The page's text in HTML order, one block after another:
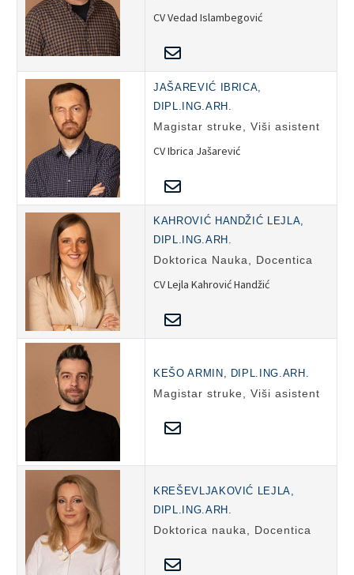
CV Vedad Islambegović
JAŠAREVIĆ IBRICA,
DIPL.ING.ARH.
Magistar struke, Viši asistent
CV Ibrica Jašarević
KAHROVIĆ HANDŽIĆ LEJLA,
DIPL.ING.ARH.
Doktorica Nauka, Docentica
CV Lejla Kahrović Handžić
KEŠO ARMIN, DIPL.ING.ARH.
Magistar struke, Viši asistent
KREŠEVLJAKOVIĆ LEJLA,
DIPL.ING.ARH.
Doktorica nauka, Docentica